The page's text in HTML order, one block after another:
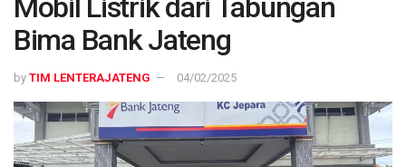
Mobil Listrik dari Tabungan
Bima Bank Jateng
by TIM LENTERAJATENG 04/02/2025